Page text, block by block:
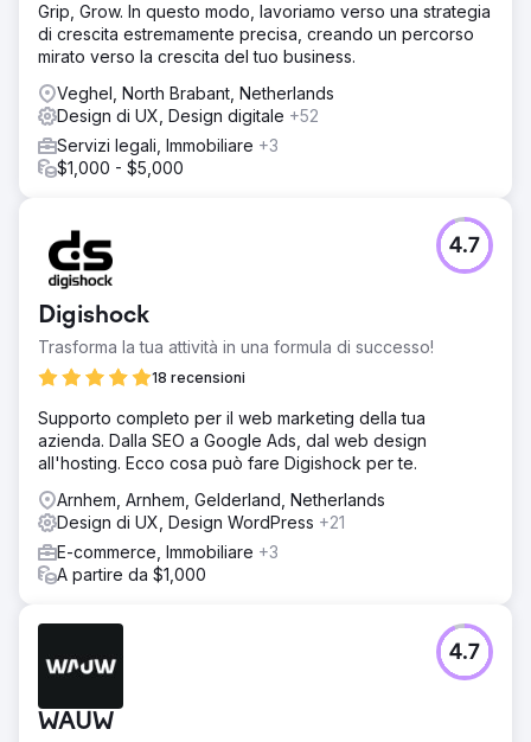
Grip, Grow. In questo modo, lavoriamo verso una strategia
di crescita estremamente precisa, creando un percorso
mirato verso la crescita del tuo business.
Veghel, North Brabant, Netherlands
Design di UX, Design digitale +52
Servizi legali, Immobiliare +3
$1,000 - $5,000
Digishock
Trasforma la tua attività in una formula di successo!
18 recensioni
4.7
Supporto completo per il web marketing della tua
azienda. Dalla SEO a Google Ads, dal web design
all'hosting. Ecco cosa può fare Digishock per te.
Arnhem, Arnhem, Gelderland, Netherlands
Design di UX, Design WordPress +21
E-commerce, Immobiliare +3
A partire da $1,000
WAUW
4.7